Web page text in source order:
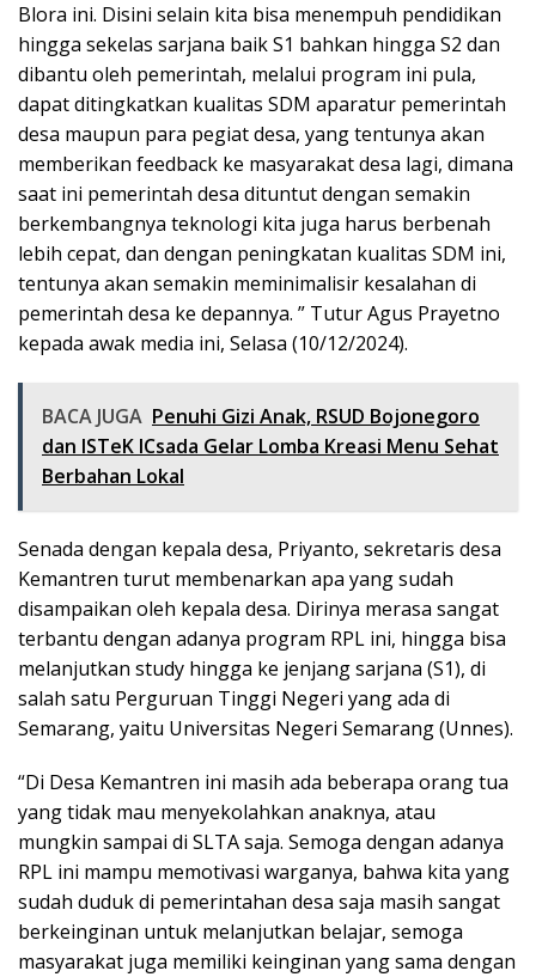
Blora ini. Disini selain kita bisa menempuh pendidikan
hingga sekelas sarjana baik S1 bahkan hingga S2 dan
dibantu oleh pemerintah, melalui program ini pula,
dapat ditingkatkan kualitas SDM aparatur pemerintah
desa maupun para pegiat desa, yang tentunya akan
memberikan feedback ke masyarakat desa lagi, dimana
saat ini pemerintah desa dituntut dengan semakin
berkembangnya teknologi kita juga harus berbenah
lebih cepat, dan dengan peningkatan kualitas SDM ini,
tentunya akan semakin meminimalisir kesalahan di
pemerintah desa ke depannya. ” Tutur Agus Prayetno
kepada awak media ini, Selasa (10/12/2024).
BACA JUGA Penuhi Gizi Anak, RSUD Bojonegoro
dan ISTeK ICsada Gelar Lomba Kreasi Menu Sehat
Berbahan Lokal
Senada dengan kepala desa, Priyanto, sekretaris desa
Kemantren turut membenarkan apa yang sudah
disampaikan oleh kepala desa. Dirinya merasa sangat
terbantu dengan adanya program RPL ini, hingga bisa
melanjutkan study hingga ke jenjang sarjana (S1), di
salah satu Perguruan Tinggi Negeri yang ada di
Semarang, yaitu Universitas Negeri Semarang (Unnes).
“Di Desa Kemantren ini masih ada beberapa orang tua
yang tidak mau menyekolahkan anaknya, atau
mungkin sampai di SLTA saja. Semoga dengan adanya
RPL ini mampu memotivasi warganya, bahwa kita yang
sudah duduk di pemerintahan desa saja masih sangat
berkeinginan untuk melanjutkan belajar, semoga
masyarakat juga memiliki keinginan yang sama dengan